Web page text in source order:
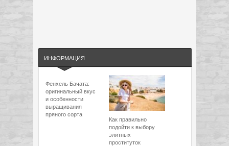
ИНФОРМАЦИЯ
Фенхель Бачата:
оригинальный вкус
и особенности
выращивания
пряного сорта
Как правильно
подойти к выбору
элитных
проституток